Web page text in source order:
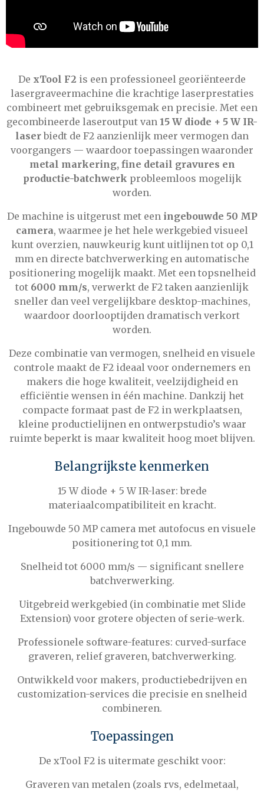
De xTool F2 is een professioneel georiënteerde
lasergraveermachine die krachtige laserprestaties
combineert met gebruiksgemak en precisie. Met een
gecombineerde laseroutput van 15 W diode + 5 W IR-
laserbiedt de F2 aanzienlijk meer vermogen dan
voorgangers — waardoor toepassingen waaronder
metal markering, fine detail gravures en
productie-batchwerk probleemloos mogelijk
worden.
De machine is uitgerust met een ingebouwde 50 MP
camera, waarmee je het hele werkgebied visueel
kunt overzien, nauwkeurig kunt uitlijnen tot op 0,1
mm en directe batchverwerking en automatische
positionering mogelijk maakt. Met een topsnelheid
tot 6000 mm/s, verwerkt de F2 taken aanzienlijk
sneller dan veel vergelijkbare desktop-machines,
waardoor doorlooptijden dramatisch verkort
worden.
Deze combinatie van vermogen, snelheid en visuele
controle maakt de F2 ideaal voor ondernemers en
makers die hoge kwaliteit, veelzijdigheid en
efficiëntie wensen in één machine. Dankzij het
compacte formaat past de F2 in werkplaatsen,
kleine productielijnen en ontwerpstudio’s waar
ruimte beperkt is maar kwaliteit hoog moet blijven.
Belangrijkste kenmerken
15 W diode + 5 W IR-laser: brede
materiaalcompatibiliteit en kracht.
Ingebouwde 50 MP camera met autofocus en visuele
positionering tot 0,1 mm.
Snelheid tot 6000 mm/s — significant snellere
batchverwerking.
Uitgebreid werkgebied (in combinatie met Slide
Extension) voor grotere objecten of serie-werk.
Professionele software-features: curved-surface
graveren, relief graveren, batchverwerking.
Ontwikkeld voor makers, productiebedrijven en
customization-services die precisie en snelheid
combineren.
Toepassingen
De xTool F2 is uitermate geschikt voor:
Graveren van metalen (zoals rvs, edelmetaal,